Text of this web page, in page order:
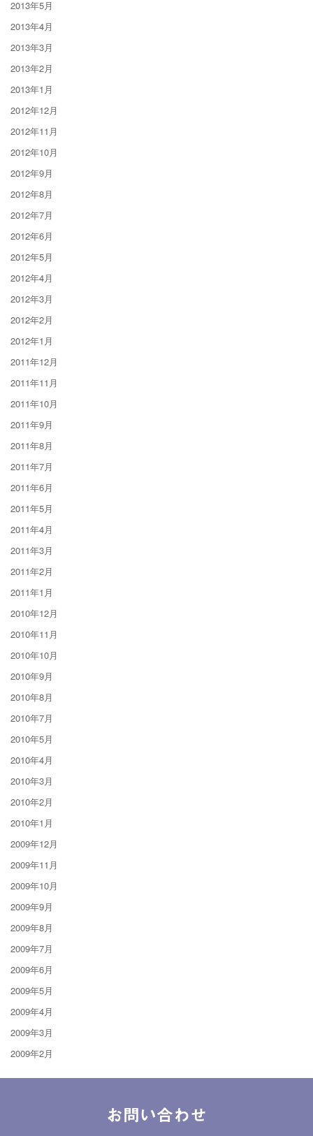
2013年5月
2013年4月
2013年3月
2013年2月
2013年1月
2012年12月
2012年11月
2012年10月
2012年9月
2012年8月
2012年7月
2012年6月
2012年5月
2012年4月
2012年3月
2012年2月
2012年1月
2011年12月
2011年11月
2011年10月
2011年9月
2011年8月
2011年7月
2011年6月
2011年5月
2011年4月
2011年3月
2011年2月
2011年1月
2010年12月
2010年11月
2010年10月
2010年9月
2010年8月
2010年7月
2010年5月
2010年4月
2010年3月
2010年2月
2010年1月
2009年12月
2009年11月
2009年10月
2009年9月
2009年8月
2009年7月
2009年6月
2009年5月
2009年4月
2009年3月
2009年2月
お問い合わせ